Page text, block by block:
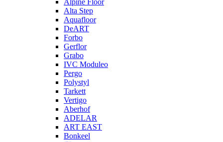
Alpine Floor
Alta Step
Aquafloor
DeART
Forbo
Gerflor
Grabo
IVC Moduleo
Pergo
Polystyl
Tarkett
Vertigo
Aberhof
ADELAR
ART EAST
Bonkeel